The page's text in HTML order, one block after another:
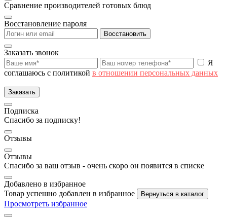
Сравнение производителей готовых блюд
Восстановление пароля
Восстановить
Заказать звонок
Я
соглашаюсь с политикой в отношении персональных данных
Заказать
Подписка
Спасибо за подписку!
Отзывы
Отзывы
Спасибо за ваш отзыв - очень скоро он появится в списке
Добавлено в избранное
Товар успешно добавлен в избранное
Вернуться в каталог
Просмотреть избранное